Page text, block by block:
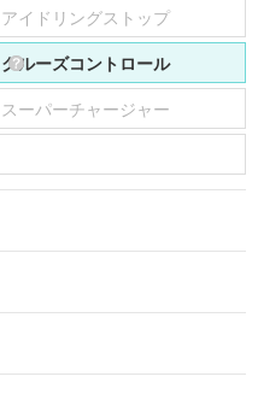
アイドリングストップ
クルーズコントロール
スーパーチャージャー
パワーシート